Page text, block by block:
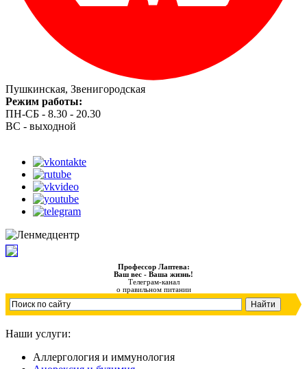
Пушкинская, Звенигородская
Режим работы:
ПН-СБ - 8.30 - 20.30
ВС - выходной
Профессор Лаптева:
Ваш вес - Ваша жизнь!
Телеграм-канал
о правильном питании
Наши услуги:
Аллергология и иммунология